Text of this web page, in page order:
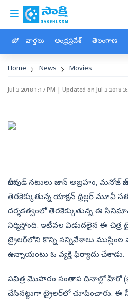
Skip to main content
custom menu
హోం వార్తలు ఆంధ్రప్రదేశ్ తెలంగాణ
Breadcrumb
Home News Movies
Jul 3 2018 1:17 PM | Updated onJul 3 2018
బాలీవుడ్ నటులు జాన్‌ అబ్రహం, మనోజ్‌
తెరకెక్కుతున్న యాక్షన్‌ థ్రిల్లర్‌
దర్శకత్వంలో తెరకెక్కుతున్న ఈ
నిర్మిస్తోంది. ఇటీవల విడుదలైన ఈ
ట్రైలర్‌లోని కొన్ని సన్నివేశాలు
ఉన్నాయంటు ఓ వ్యక్తి ఫిర్యాదు చేశాడు.
పవిత్ర మొహరం సంతాప దినాల్లో హీరో
చేసినట్టుగా ట్రైలర్‌లో చూపించారు.